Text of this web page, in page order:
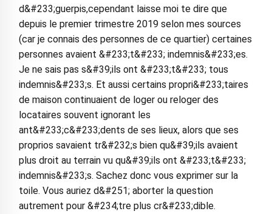
d&#233;guerpis,cependant laisse moi te dire que
depuis le premier trimestre 2019 selon mes sources
(car je connais des personnes de ce quartier) certaines
personnes avaient &#233;t&#233; indemnis&#233;es.
Je ne sais pas s&#39;ils ont &#233;t&#233; tous
indemnis&#233;s. Et aussi certains propri&#233;taires
de maison continuaient de loger ou reloger des
locataires souvent ignorant les
ant&#233;c&#233;dents de ses lieux, alors que ses
proprios savaient tr&#232;s bien qu&#39;ils avaient
plus droit au terrain vu qu&#39;ils ont &#233;t&#233;
indemnis&#233;s. Sachez donc vous exprimer sur la
toile. Vous auriez d&#251; aborter la question
autrement pour &#234;tre plus cr&#233;dible.